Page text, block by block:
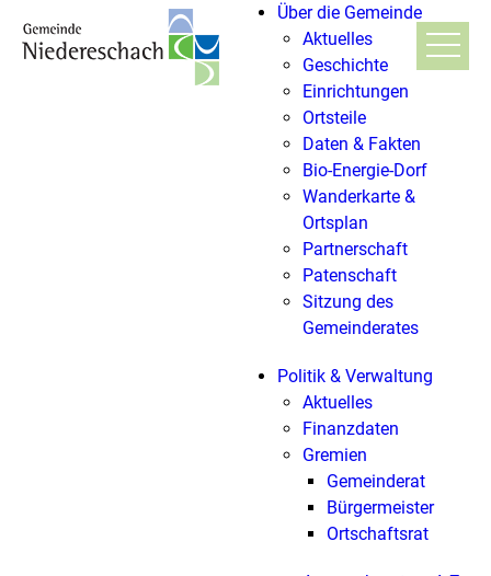
Über die Gemeinde
Aktuelles
Geschichte
Einrichtungen
Ortsteile
Daten & Fakten
Bio-Energie-Dorf
Wanderkarte &
Ortsplan
Partnerschaft
Patenschaft
Sitzung des
Gemeinderates
Politik & Verwaltung
Aktuelles
Finanzdaten
Gremien
Gemeinderat
Bürgermeister
Ortschaftsrat